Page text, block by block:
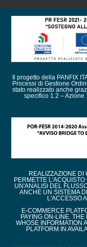
Il progetto della PANFIX
Processi di Gestione
stato realizzato anche
specifico 1.2 –
REALIZZAZIONE DI
PERMETTE
UN'ANALISI DEL
ANCHE UN SISTEMA
L'ACCESSO
E-COMMERCE
PAYING ON-LINE.
WHOSE INFORMATION
PLATFORM IN